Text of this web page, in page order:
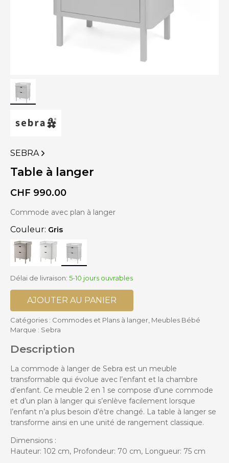
VOIR
PLUS
DE
SEBRA
Table à langer
CHF 990.00
Commode avec plan à langer
Couleur: Gris
Délai de livraison: 5-10 jours ouvrables
AJOUTER AU PANIER
Catégories : Commodes et Plans à langer Meubles Bébé
Marque : Sebra
Description
La commode à langer de Sebra est un meuble
transformable qui évolue avec l’enfant et la chambre
d’enfant. Ce meuble 2 en 1 se compose d’une commode
et d’un plan à langer qui s’enlève facilement lorsque
l’enfant n’a plus besoin d’être changé. La table à langer se
transforme ainsi en une unité de rangement classique.
Dimensions :
Hauteur: 102 cm, Profondeur: 70 cm, Longueur: 75 cm